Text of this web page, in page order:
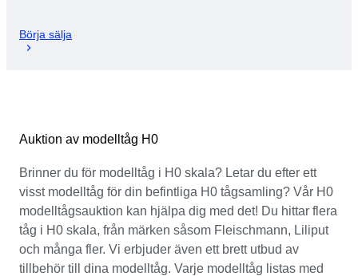
Börja sälja
Auktion av modelltåg H0
Brinner du för modelltåg i H0 skala? Letar du efter ett
visst modelltåg för din befintliga H0 tågsamling? Vår H0
modelltågsauktion kan hjälpa dig med det! Du hittar flera
tåg i H0 skala, från märken såsom Fleischmann, Liliput
och många fler. Vi erbjuder även ett brett utbud av
tillbehör till dina modelltåg. Varje modelltåg listas med